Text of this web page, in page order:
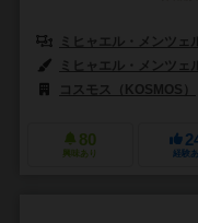
ミヒャエル・メンツェ
ミヒャエル・メンツェ
コスモス（KOSMOS）
80
興味あり 経験あ